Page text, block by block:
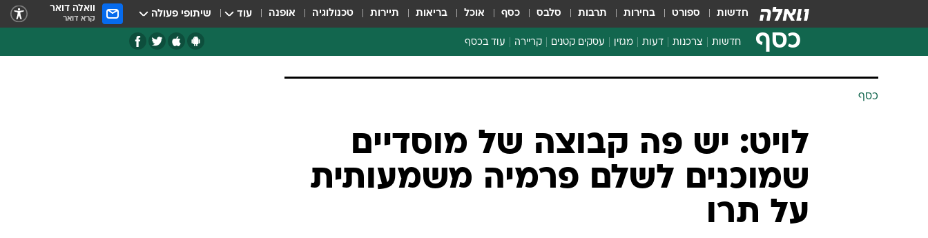
חדשות ספורט בחירות תרבות סלבס כסף אוכל בריאות תיירות טכנולוגיה אופנה עוד שיתופי פעולה וואלה דואר
קרא דואר
כסף חדשות צרכנות
צרכנות פיננסית
דעות מגזין עסקים קטנים קריירה עוד בכסף
קריפטו
הלאונג'
ספורט ביזנס
כסף
לויט: יש פה קבוצה של מוסדיים
שמוכנים לשלם פרמיה משמעותית
על תרו